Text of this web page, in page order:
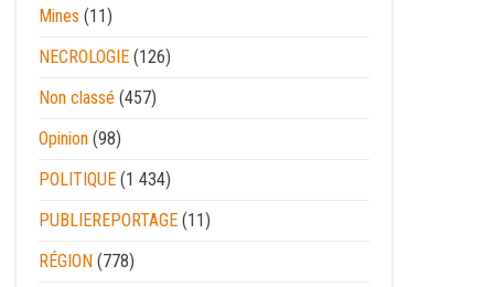
Mines (11)
NECROLOGIE (126)
Non classé (457)
Opinion (98)
POLITIQUE (1 434)
PUBLIEREPORTAGE (11)
RÉGION (778)